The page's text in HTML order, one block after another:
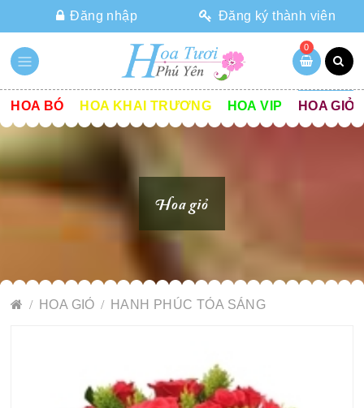
Đăng nhập Đăng ký thành viên
0
HOA BÓ HOA KHAI TRƯƠNG HOA VIP HOA GIỎ
Hoa giỏ
HOA GIỎ HANH PHÚC TỎA SÁNG